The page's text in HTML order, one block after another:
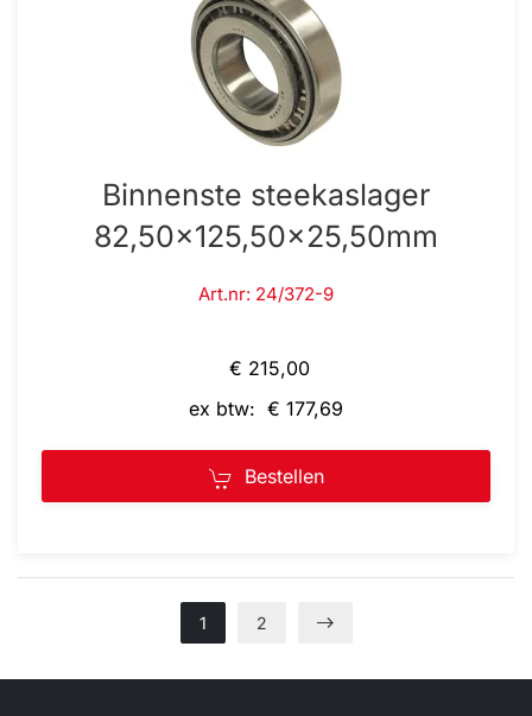
Binnenste steekaslager
82,50x125,50x25,50mm
Art.nr: 24/372-9
€ 215,00
ex btw: € 177,69
Bestellen
1 2